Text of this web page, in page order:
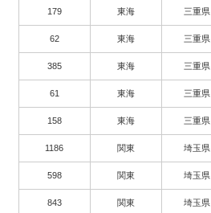
179 東海 三重県
62 東海 三重県
385 東海 三重県
61 東海 三重県
158 東海 三重県
1186 関東 埼玉県
598 関東 埼玉県
843 関東 埼玉県